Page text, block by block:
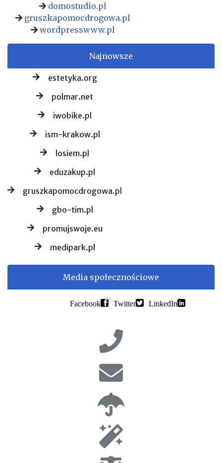
domostudio.pl
gruszkapomocdrogowa.pl
wordpresswww.pl
Najnowsze
estetyka.org
polmar.net
iwobike.pl
ism-krakow.pl
losiem.pl
eduzakup.pl
gruszkapomocdrogowa.pl
gbo-tim.pl
promujswoje.eu
medipark.pl
Media społecznościowe
Facebook Twitter LinkedIn